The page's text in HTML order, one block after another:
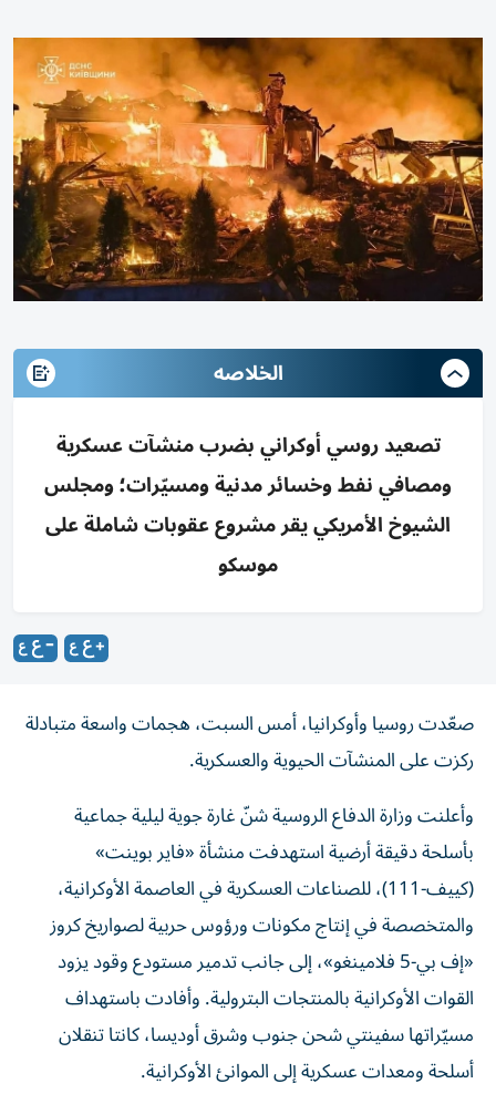
الخلاصه
تصعيد روسي أوكراني بضرب منشآت عسكرية
ومصافي نفط وخسائر مدنية ومسيّرات؛ ومجلس
الشيوخ الأمريكي يقر مشروع عقوبات شاملة على
موسكو
صعّدت روسيا وأوكرانيا، أمس السبت، هجمات واسعة متبادلة
ركزت على المنشآت الحيوية والعسكرية.
وأعلنت وزارة الدفاع الروسية شنّ غارة جوية ليلية جماعية
بأسلحة دقيقة أرضية استهدفت منشأة «فاير بوينت»
(كييف-111)، للصناعات العسكرية في العاصمة الأوكرانية،
والمتخصصة في إنتاج مكونات ورؤوس حربية لصواريخ كروز
«إف بي-5 فلامينغو»، إلى جانب تدمير مستودع وقود يزود
القوات الأوكرانية بالمنتجات البترولية. وأفادت باستهداف
مسيّراتها سفينتي شحن جنوب وشرق أوديسا، كانتا تنقلان
أسلحة ومعدات عسكرية إلى الموانئ الأوكرانية.